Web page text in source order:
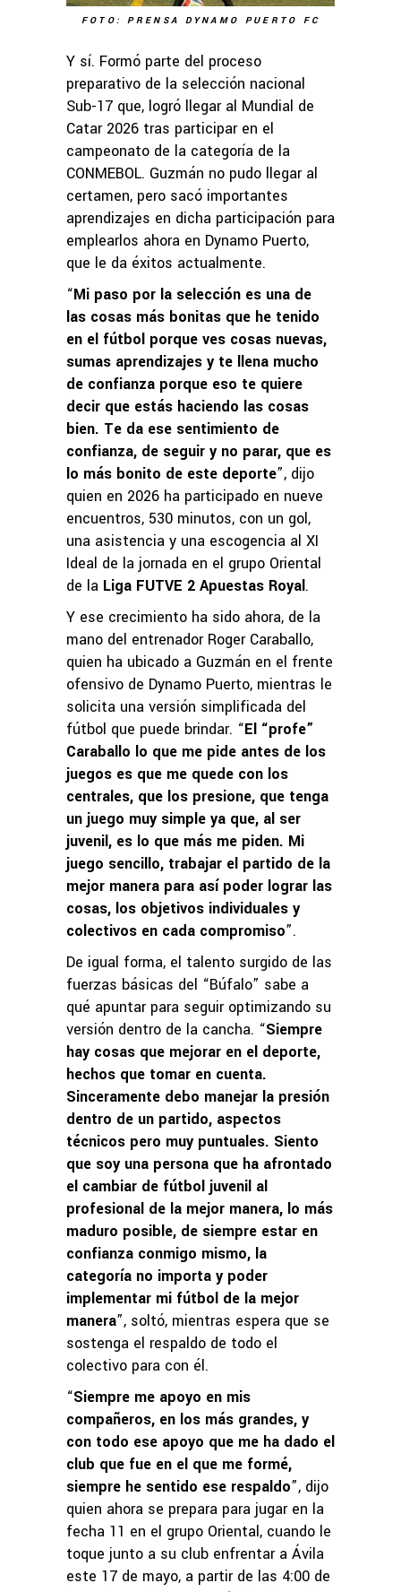
FOTO: PRENSA DYNAMO PUERTO FC
Y sí. Formó parte del proceso
preparativo de la selección nacional
Sub-17 que, logró llegar al Mundial de
Catar 2026 tras participar en el
campeonato de la categoría de la
CONMEBOL. Guzmán no pudo llegar al
certamen, pero sacó importantes
aprendizajes en dicha participación para
emplearlos ahora en Dynamo Puerto,
que le da éxitos actualmente.
“Mi paso por la selección es una de
las cosas más bonitas que he tenido
en el fútbol porque ves cosas nuevas,
sumas aprendizajes y te llena mucho
de confianza porque eso te quiere
decir que estás haciendo las cosas
bien. Te da ese sentimiento de
confianza, de seguir y no parar, que es
lo más bonito de este deporte”, dijo
quien en 2026 ha participado en nueve
encuentros, 530 minutos, con un gol,
una asistencia y una escogencia al XI
Ideal de la jornada en el grupo Oriental
de la Liga FUTVE 2 Apuestas Royal.
Y ese crecimiento ha sido ahora, de la
mano del entrenador Roger Caraballo,
quien ha ubicado a Guzmán en el frente
ofensivo de Dynamo Puerto, mientras le
solicita una versión simplificada del
fútbol que puede brindar. “El “profe”
Caraballo lo que me pide antes de los
juegos es que me quede con los
centrales, que los presione, que tenga
un juego muy simple ya que, al ser
juvenil, es lo que más me piden. Mi
juego sencillo, trabajar el partido de la
mejor manera para así poder lograr las
cosas, los objetivos individuales y
colectivos en cada compromiso”.
De igual forma, el talento surgido de las
fuerzas básicas del “Búfalo” sabe a
qué apuntar para seguir optimizando su
versión dentro de la cancha. “Siempre
hay cosas que mejorar en el deporte,
hechos que tomar en cuenta.
Sinceramente debo manejar la presión
dentro de un partido, aspectos
técnicos pero muy puntuales. Siento
que soy una persona que ha afrontado
el cambiar de fútbol juvenil al
profesional de la mejor manera, lo más
maduro posible, de siempre estar en
confianza conmigo mismo, la
categoría no importa y poder
implementar mi fútbol de la mejor
manera”, soltó, mientras espera que se
sostenga el respaldo de todo el
colectivo para con él.
“Siempre me apoyo en mis
compañeros, en los más grandes, y
con todo ese apoyo que me ha dado el
club que fue en el que me formé,
siempre he sentido ese respaldo”, dijo
quien ahora se prepara para jugar en la
fecha 11 en el grupo Oriental, cuando le
toque junto a su club enfrentar a Ávila
este 17 de mayo, a partir de las 4:00 de